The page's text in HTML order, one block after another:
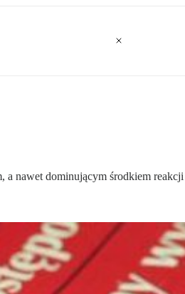
nawet dominującym środkiem